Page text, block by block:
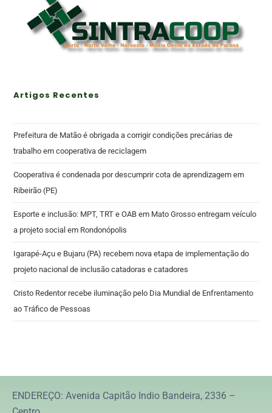
Artigos Recentes
Prefeitura de Matão é obrigada a corrigir condições precárias de
trabalho em cooperativa de reciclagem
Cooperativa é condenada por descumprir cota de aprendizagem em
Ribeirão (PE)
Esporte e inclusão: MPT, TRT e OAB em Mato Grosso entregam veículo
a projeto social em Rondonópolis
Igarapé-Açu e Bujaru (PA) recebem nova etapa de implementação do
projeto nacional de inclusão catadoras e catadores
Cristo Redentor recebe iluminação pelo Dia Mundial de Enfrentamento
ao Tráfico de Pessoas
ENDEREÇO: Avenida Capitão Indio Bandeira, 2336 –